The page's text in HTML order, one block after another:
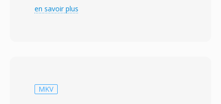
conçu pour remplacer l&#039;ancien format
MPEG-2 où H.264 àux cotes de pistes audio
en savoir plus
MKV